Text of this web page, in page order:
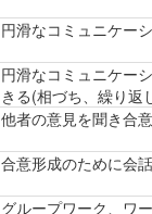
円滑なコミュニケー
円滑なコミュニケー
きる(相づち、繰り返
他者の意見を聞き合
合意形成のために会
グループワーク、ワ